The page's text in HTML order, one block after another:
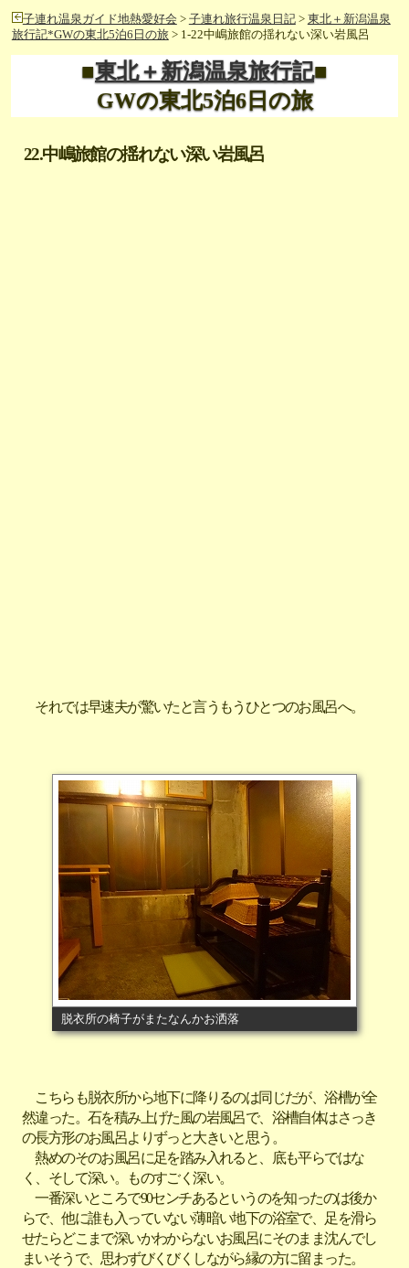
子連れ温泉ガイド地熱愛好会 > 子連れ旅行温泉日記> 東北＋新潟温泉
旅行記*GWの東北5泊6日の旅> 1-22中嶋旅館の揺れない深い岩風呂
■東北＋新潟温泉旅行記■
GWの東北5泊6日の旅
22.中嶋旅館の揺れない深い岩風呂
それでは早速夫が驚いたと言うもうひとつのお風呂へ。
脱衣所の椅子がまたなんかお洒落
こちらも脱衣所から地下に降りるのは同じだが、浴槽が全
然違った。石を積み上げた風の岩風呂で、浴槽自体はさっき
の長方形のお風呂よりずっと大きいと思う。
熱めのそのお風呂に足を踏み入れると、底も平らではな
く、そして深い。ものすごく深い。
一番深いところで90センチあるというのを知ったのは後か
らで、他に誰も入っていない薄暗い地下の浴室で、足を滑ら
せたらどこまで深いかわからないお風呂にそのまま沈んでし
まいそうで、思わずびくびくしながら縁の方に留まった。